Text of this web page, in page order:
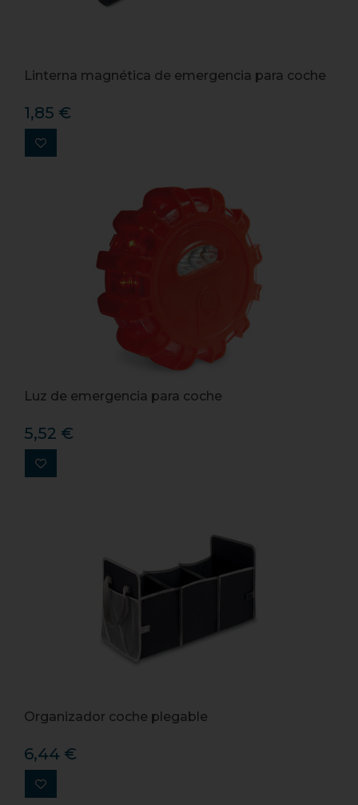
Linterna magnética de emergencia para coche
1,85 €
Luz de emergencia para coche
5,52 €
Organizador coche plegable
6,44 €